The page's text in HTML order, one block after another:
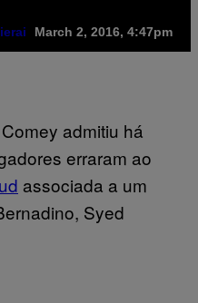
March 2, 2016, 4:47pm
admitiu há
erraram ao
associada a um
Syed